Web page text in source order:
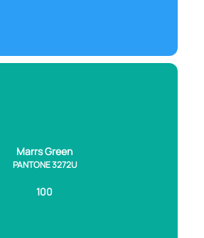
Marrs Green
PANTONE 3272U
100